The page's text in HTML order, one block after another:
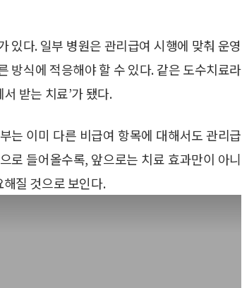
있다. 일부 병원은 관리급여 시행에 맞춰 운영
방식에 적응해야 할 수 있다. 같은 도수치료라
받는 치료’가 됐다.
는 이미 다른 비급여 항목에 대해서도 관리급
로 들어올수록, 앞으로는 치료 효과만이 아니
질 것으로 보인다.